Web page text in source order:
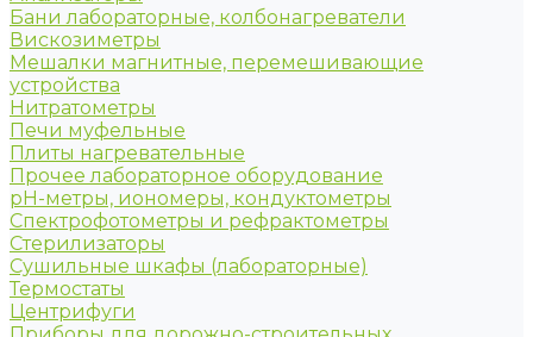
Бани лабораторные, колбонагреватели
Вискозиметры
Мешалки магнитные, перемешивающие
устройства
Нитратометры
Печи муфельные
Плиты нагревательные
Прочее лабораторное оборудование
рН-метры, иономеры, кондуктометры
Спектрофотометры и рефрактометры
Стерилизаторы
Сушильные шкафы (лабораторные)
Термостаты
Центрифуги